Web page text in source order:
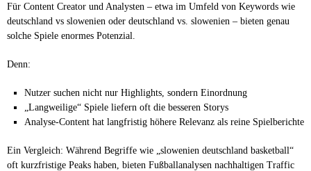
Für Content Creator und Analysten – etwa im Umfeld von Keywords wie
deutschland vs slowenien oder deutschland vs. slowenien – bieten genau
solche Spiele enormes Potenzial.
Denn:
Nutzer suchen nicht nur Highlights, sondern Einordnung
„Langweilige“ Spiele liefern oft die besseren Storys
Analyse-Content hat langfristig höhere Relevanz als reine Spielberichte
Ein Vergleich: Während Begriffe wie „slowenien deutschland basketball“
oft kurzfristige Peaks haben, bieten Fußballanalysen nachhaltigen Traffic